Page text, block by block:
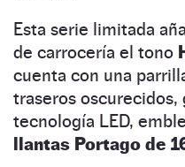
Esta serie limitada
de carrocería el tono
cuenta con una
traseros
tecnología LED,
llantas Portago de